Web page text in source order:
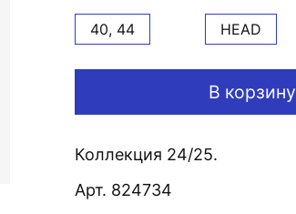
В корзину
40, 44 HEAD
Коллекция 24/25.
Арт. 824734